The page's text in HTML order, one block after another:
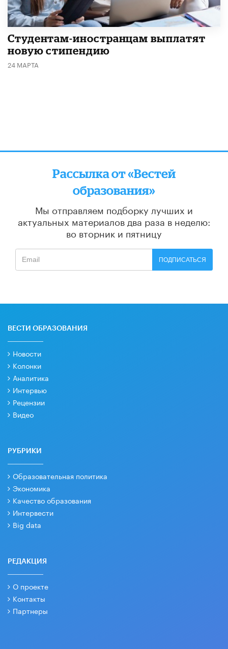
Студентам-иностранцам выплатят
новую стипендию
24 МАРТА
Рассылка от «Вестей
образования»
Мы отправляем подборку лучших и
актуальных материалов два раза в неделю:
во вторник и пятницу
ПОДПИСАТЬСЯ
ВЕСТИ ОБРАЗОВАНИЯ
Новости
Колонки
Аналитика
Интервью
Рецензии
Видео
РУБРИКИ
Образовательная политика
Экономика
Качество образования
Интервести
Big data
РЕДАКЦИЯ
О проекте
Контакты
Партнеры